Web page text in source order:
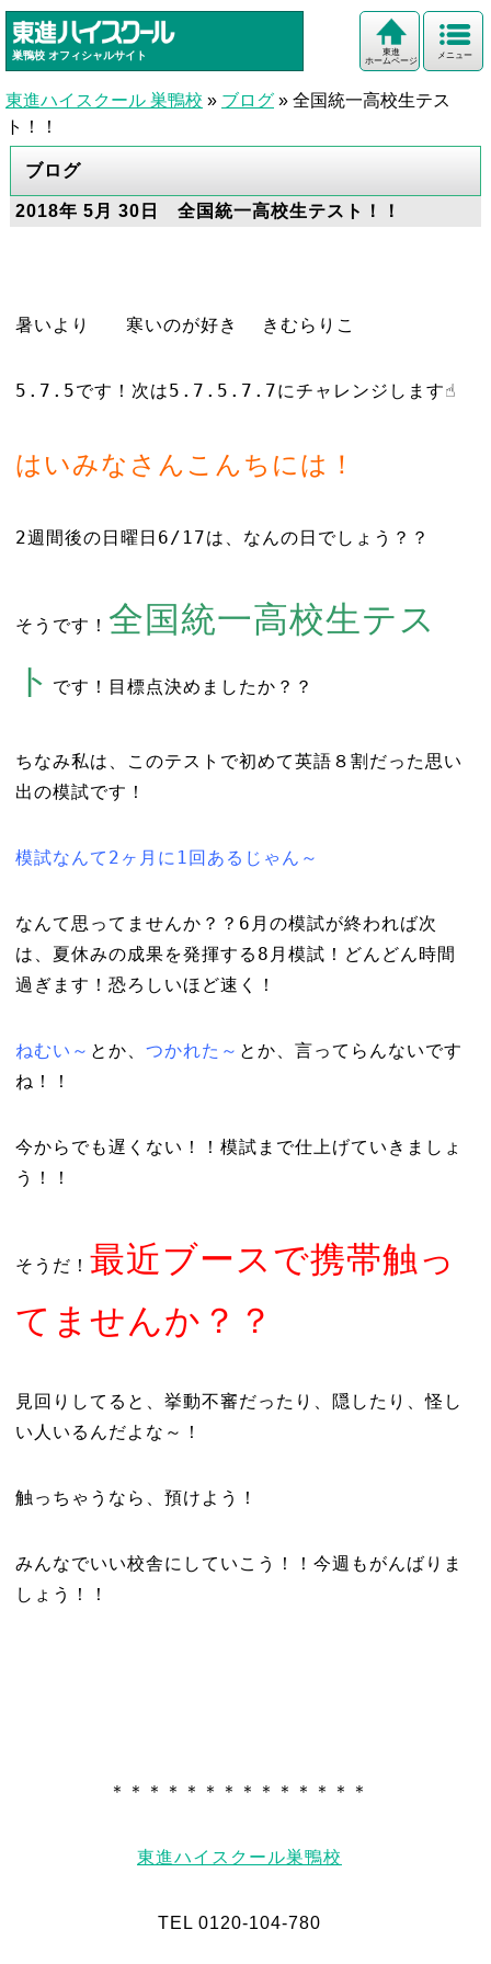
巣鴨校 オフィシャルサイト メニュー
東進
ホームページ
東進ハイスクール 巣鴨校 » ブログ » 全国統一高校生テス
ト！！
ブログ
2018年 5月 30日 全国統一高校生テスト！！
暑いより 寒いのが好き きむらりこ
5.7.5です！次は5.7.5.7.7にチャレンジします☝︎
はいみなさんこんちには！
2週間後の日曜日6/17は、なんの日でしょう？？
そうです！ 全国統一高校生テス
ト です！目標点決めましたか？？
ちなみ私は、このテストで初めて英語８割だった思い
出の模試です！
模試なんて2ヶ月に1回あるじゃん～
なんて思ってませんか？？6月の模試が終われば次
は、夏休みの成果を発揮する8月模試！どんどん時間
過ぎます！恐ろしいほど速く！
ねむい～ とか、 つかれた～ とか、言ってらんないです
ね！！
今からでも遅くない！！模試まで仕上げていきましょ
う！！
そうだ！ 最近ブースで携帯触っ
てませんか？？
見回りしてると、挙動不審だったり、隠したり、怪し
い人いるんだよな～！
触っちゃうなら、預けよう！
みんなでいい校舎にしていこう！！今週もがんばりま
しょう！！
＊＊＊＊＊＊＊＊＊＊＊＊＊＊
東進ハイスクール巣鴨校
TEL 0120-104-780